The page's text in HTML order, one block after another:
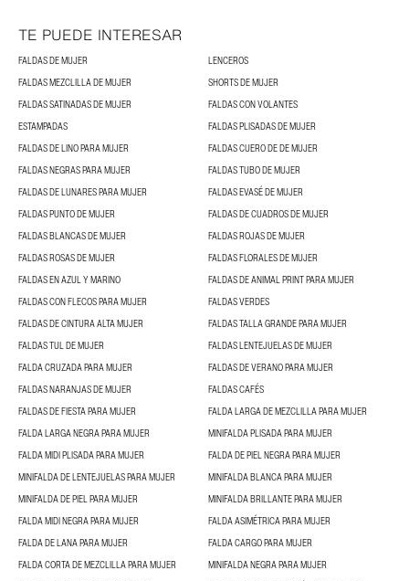
TE PUEDE INTERESAR
FALDAS DE MUJER
LENCEROS
FALDAS MEZCLILLA DE MUJER
SHORTS DE MUJER
FALDAS SATINADAS DE MUJER
FALDAS CON VOLANTES
ESTAMPADAS
FALDAS PLISADAS DE MUJER
FALDAS DE LINO PARA MUJER
FALDAS CUERO DE DE MUJER
FALDAS NEGRAS PARA MUJER
FALDAS TUBO DE MUJER
FALDAS DE LUNARES PARA MUJER
FALDAS EVASÉ DE MUJER
FALDAS PUNTO DE MUJER
FALDAS DE CUADROS DE MUJER
FALDAS BLANCAS DE MUJER
FALDAS ROJAS DE MUJER
FALDAS ROSAS DE MUJER
FALDAS FLORALES DE MUJER
FALDAS EN AZUL Y MARINO
FALDAS DE ANIMAL PRINT PARA MUJER
FALDAS CON FLECOS PARA MUJER
FALDAS VERDES
FALDAS DE CINTURA ALTA MUJER
FALDAS TALLA GRANDE PARA MUJER
FALDAS TUL DE MUJER
FALDAS LENTEJUELAS DE MUJER
FALDA CRUZADA PARA MUJER
FALDAS DE VERANO PARA MUJER
FALDAS NARANJAS DE MUJER
FALDAS CAFÉS
FALDAS DE FIESTA PARA MUJER
FALDA LARGA DE MEZCLILLA PARA MUJER
FALDA LARGA NEGRA PARA MUJER
MINIFALDA PLISADA PARA MUJER
FALDA MIDI PLISADA PARA MUJER
FALDA DE PIEL NEGRA PARA MUJER
MINIFALDA DE LENTEJUELAS PARA MUJER
MINIFALDA BLANCA PARA MUJER
MINIFALDA DE PIEL PARA MUJER
MINIFALDA BRILLANTE PARA MUJER
FALDA MIDI NEGRA PARA MUJER
FALDA ASIMÉTRICA PARA MUJER
FALDA DE LANA PARA MUJER
FALDA CARGO PARA MUJER
FALDA CORTA DE MEZCLILLA PARA MUJER
MINIFALDA NEGRA PARA MUJER